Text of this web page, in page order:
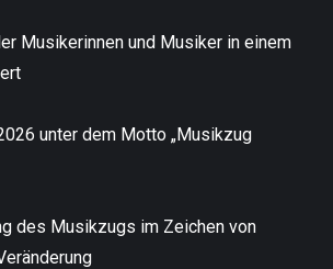
Musikerinnen und Musiker in einem
unter dem Motto „Musikzug
des Musikzugs im Zeichen von